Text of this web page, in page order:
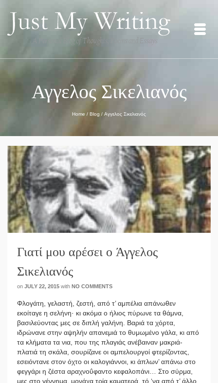
Αγγελος Σικελιανός
Home / Blog / Αγγελος Σικελιανός
Γιατί μου αρέσει ο Άγγελος
Σικελιανός
on JULY 22, 2015 with NO COMMENTS
Φλογάτη, γελαστή, ζεστή, από τ’ αμπέλια απάνωθεν
εκοίταγε η σελήνη· κι ακόμα ο ήλιος πύρωνε τα θάμνα,
βασιλεύοντας μες σε διπλή γαλήνη. Bαριά τα χόρτα,
ιδρώνανε στην αψηλήν απανεμιά το θυμωμένο γάλα, κι από
τα κλήματα τα νια, που της πλαγιάς ανέβαιναν μακριά-
πλατιά τη σκάλα, σουρίζανε οι αμπελουργοί φτερίζοντας,
εσειόντανε στον όχτο οι καλογιάννοι, κι άπλων’ απάνω στο
φεγγάρι η ζέστα αραχνοΰφαντο κεφαλοπάνι… Στο σύρμα,
μες στο γέννημα, μονάχα τρία καματερά, τό ‘να από τ’ άλλο